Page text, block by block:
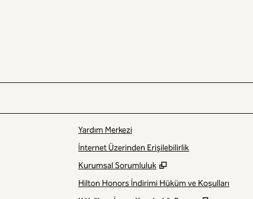
Yardım Merkezi
İnternet Üzerinden Erişilebilirlik
Kurumsal Sorumluluk
,
Hilton Honors İndirimi Hüküm ve Koşulları